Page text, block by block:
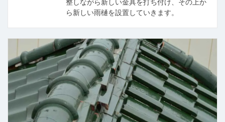
ら新しい雨樋を設置していきます。